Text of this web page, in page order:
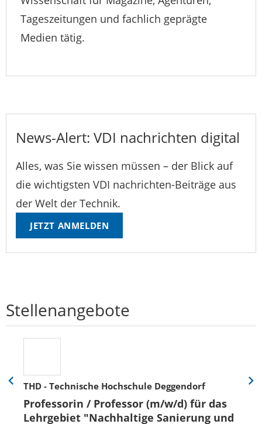
Tageszeitungen und fachlich geprägte
Medien tätig.
News-Alert: VDI nachrichten digital
Alles, was Sie wissen müssen – der Blick auf
die wichtigsten VDI nachrichten-Beiträge aus
der Welt der Technik.
JETZT ANMELDEN
Stellenangebote
THD - Technische Hochschule Deggendorf
Professorin / Professor (m/w/d) für das
Lehrgebiet "Nachhaltige Sanierung und
Eine
zurück
Eine